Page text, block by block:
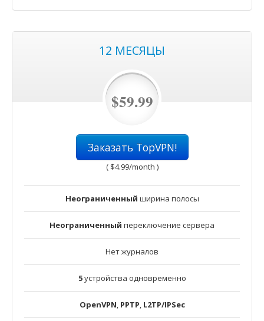
12 MЕСЯЦЫ
$59.99
Заказать TopVPN!
( $4.99/month )
Неограниченный ширина полосы
Неограниченный переключение сервера
Нет журналов
5устройства одновременно
OpenVPN, PPTP, L2TP/IPSec